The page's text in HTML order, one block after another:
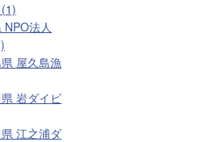
NPO法人
屋久島漁
県 岩ダイビ
県 江之浦ダ